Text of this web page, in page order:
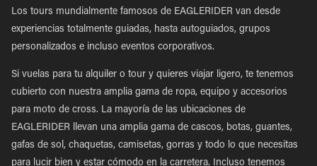
Los tours mundialmente famosos de EAGLERIDER van desde
experiencias totalmente guiadas, hasta autoguiados, grupos
personalizados e incluso eventos corporativos.
Si vuelas para tu alquiler o tour y quieres viajar ligero, te tenemos
cubierto con nuestra amplia gama de ropa, equipo y accesorios
para moto de cross. La mayoría de las ubicaciones de
EAGLERIDER llevan una amplia gama de cascos, botas, guantes,
gafas de sol, chaquetas, camisetas, gorras y todo lo que necesitas
para lucir bien y estar cómodo en la carretera. Incluso tenemos